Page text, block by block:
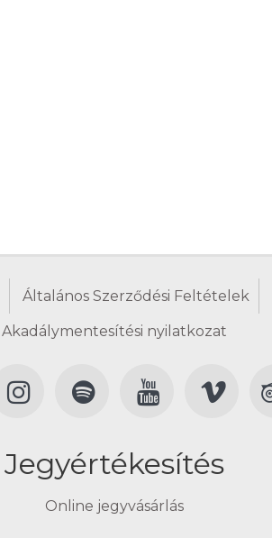
Általános Szerződési Feltételek
Akadálymentesítési nyilatkozat
Jegyértékesítés
Online jegyvásárlás